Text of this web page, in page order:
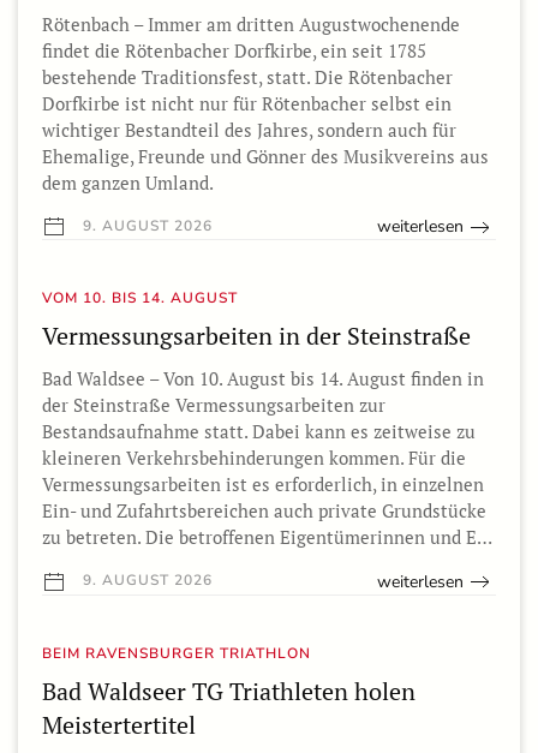
Rötenbach – Immer am dritten Augustwochenende
findet die Rötenbacher Dorfkirbe, ein seit 1785
bestehende Traditionsfest, statt. Die Rötenbacher
Dorfkirbe ist nicht nur für Rötenbacher selbst ein
wichtiger Bestandteil des Jahres, sondern auch für
Ehemalige, Freunde und Gönner des Musikvereins aus
dem ganzen Umland.
9. AUGUST 2026 weiterlesen
VOM 10. BIS 14. AUGUST
Vermessungsarbeiten in der Steinstraße
Bad Waldsee – Von 10. August bis 14. August finden in
der Steinstraße Vermessungsarbeiten zur
Bestandsaufnahme statt. Dabei kann es zeitweise zu
kleineren Verkehrsbehinderungen kommen. Für die
Vermessungsarbeiten ist es erforderlich, in einzelnen
Ein- und Zufahrtsbereichen auch private Grundstücke
zu betreten. Die betroffenen Eigentümerinnen und E…
9. AUGUST 2026 weiterlesen
BEIM RAVENSBURGER TRIATHLON
Bad Waldseer TG Triathleten holen
Meistertertitel